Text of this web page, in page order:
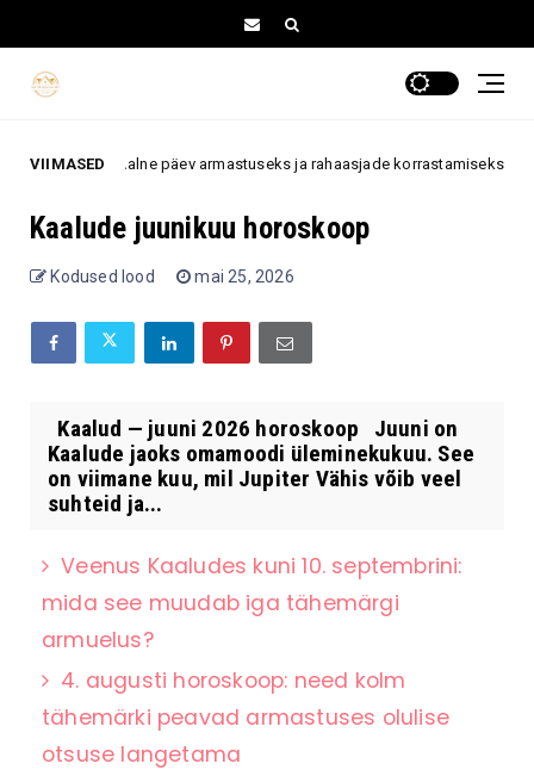
VIIMASED
ideaalne päev armastuseks ja rahaasjade korrastamiseks
Kaalude juunikuu horoskoop
Kodused lood mai 25, 2026
Kaalud — juuni 2026 horoskoop Juuni on
Kaalude jaoks omamoodi üleminekukuu. See
on viimane kuu, mil Jupiter Vähis võib veel
suhteid ja...
Veenus Kaaludes kuni 10. septembrini:
mida see muudab iga tähemärgi
armuelus?
4. augusti horoskoop: need kolm
tähemärki peavad armastuses olulise
otsuse langetama